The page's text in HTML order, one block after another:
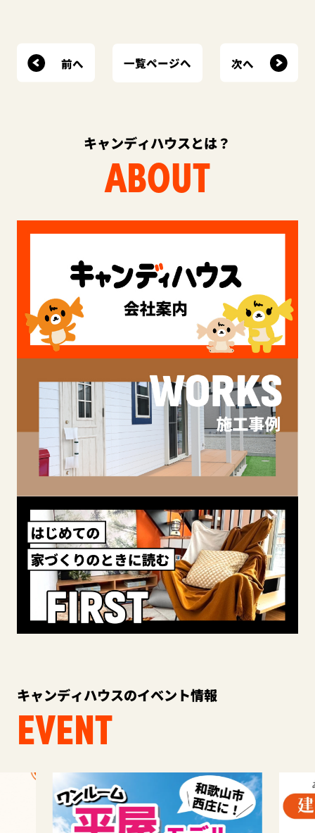
前へ 一覧ページへ 次へ
キャンディハウスとは？
ABOUT
キャンディハウスのイベント情報
EVENT